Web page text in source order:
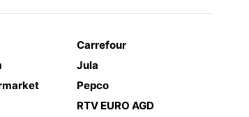
Carrefour
Jula
Pepco
RTV EURO AGD